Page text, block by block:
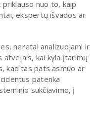
nuo to, kaip
ekspertų išvados ar
neretai analizuojami ir
atvejais, kai kyla įtarimų
kad tas pats asmuo ar
patenka
sukčiavimo, į